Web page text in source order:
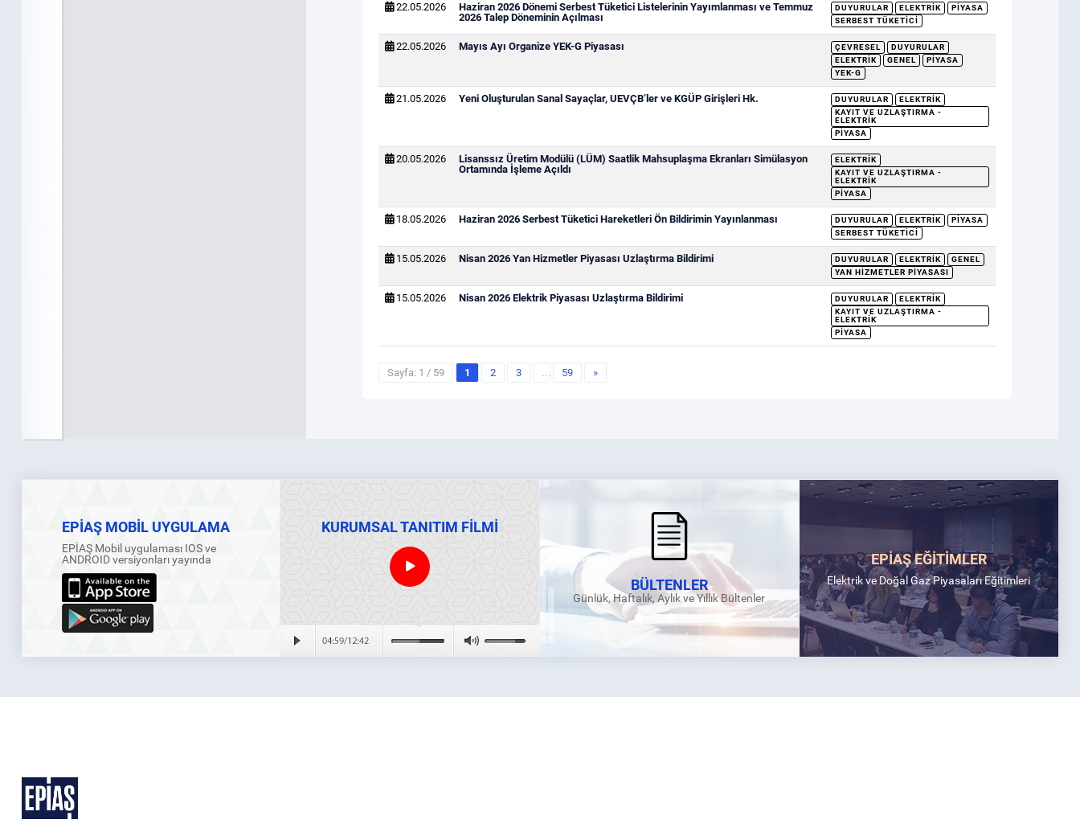
22.05.2026
Haziran 2026 Dönemi Serbest Tüketici Listelerinin Yayımlanması ve Temmuz
2026 Talep Döneminin Açılması
DUYURULAR ELEKTRIK
PIYASA
SERBEST TÜKETICI
22.05.2026 Mayıs Ayı Organize YEK-G Piyasası ÇEVRESEL
DUYURULAR
ELEKTRIK
GENEL
PIYASA
YEK-G
21.05.2026 Yeni Oluşturulan Sanal Sayaçlar, UEVÇB’ler ve KGÜP Girişleri Hk. DUYURULAR
ELEKTRIK
KAYIT VE UZLAŞTIRMA -
ELEKTRIK
PIYASA
20.05.2026
Lisanssız Üretim Modülü (LÜM) Saatlik Mahsuplaşma Ekranları Simülasyon
Ortamında İşleme Açıldı
ELEKTRIK
KAYIT VE UZLAŞTIRMA -
ELEKTRIK
PIYASA
18.05.2026 Haziran 2026 Serbest Tüketici Hareketleri Ön Bildirimin Yayınlanması DUYURULAR ELEKTRIK
PIYASA
SERBEST TÜKETICI
15.05.2026 Nisan 2026 Yan Hizmetler Piyasası Uzlaştırma Bildirimi DUYURULAR ELEKTRIK
GENEL
YAN HIZMETLER PIYASASI
15.05.2026 Nisan 2026 Elektrik Piyasası Uzlaştırma Bildirimi DUYURULAR
ELEKTRIK
KAYIT VE UZLAŞTIRMA -
ELEKTRIK
PIYASA
Sayfa: 1 / 59 1 2 3 … 59 »
EPİAŞ MOBİL UYGULAMA
EPİAŞ Mobil uygulaması IOS ve
ANDROID versiyonları yayında
KURUMSAL TANITIM FİLMİ
BÜLTENLER
Günlük, Haftalık, Aylık ve Yıllık Bültenler
EPİAŞ EĞİTİMLER
Elektrik ve Doğal Gaz Piyasaları Eğitimleri